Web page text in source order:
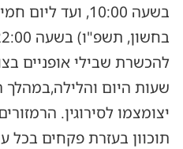
להכשרת שבילי אופניים
שעות היום והלילה,במהלך
יצומצמו לסירוגין.
תוכוון בעזרת פקחים